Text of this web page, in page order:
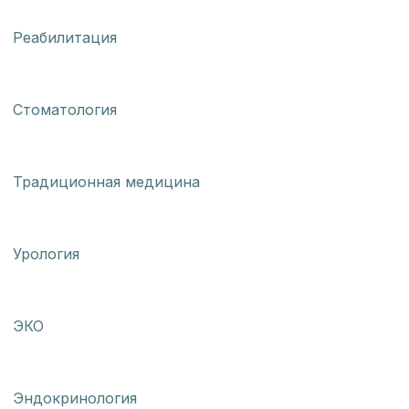
Реабилитация
Стоматология
Традиционная медицина
Урология
ЭКО
Эндокринология